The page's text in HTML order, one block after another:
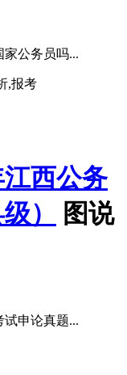
家公务员吗...
,报考
西公务
）
图说
试申论真题...